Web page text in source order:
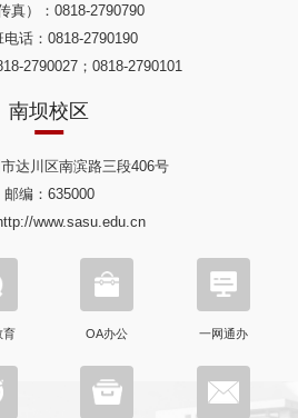
真）：0818-2790790
电话：0818-2790190
2790027；0818-2790101
南坝校区
达川区南滨路三段406号
邮编：635000
www.sasu.edu.cn
育 OA办公 一网通办